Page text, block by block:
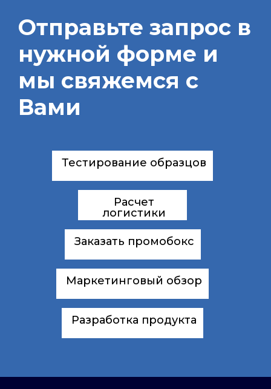
Отправьте запрос в
нужной форме и
мы свяжемся с
Вами
Тестирование образцов
Расчет
логистики
Заказать промобокс
Маркетинговый обзор
Разработка продукта